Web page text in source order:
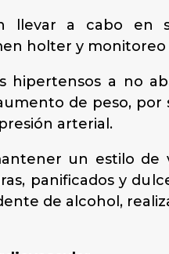
llevar a cabo en
holter y
hipertensos a no
de peso,
arterial.
un estilo de
panificados y
de alcohol,